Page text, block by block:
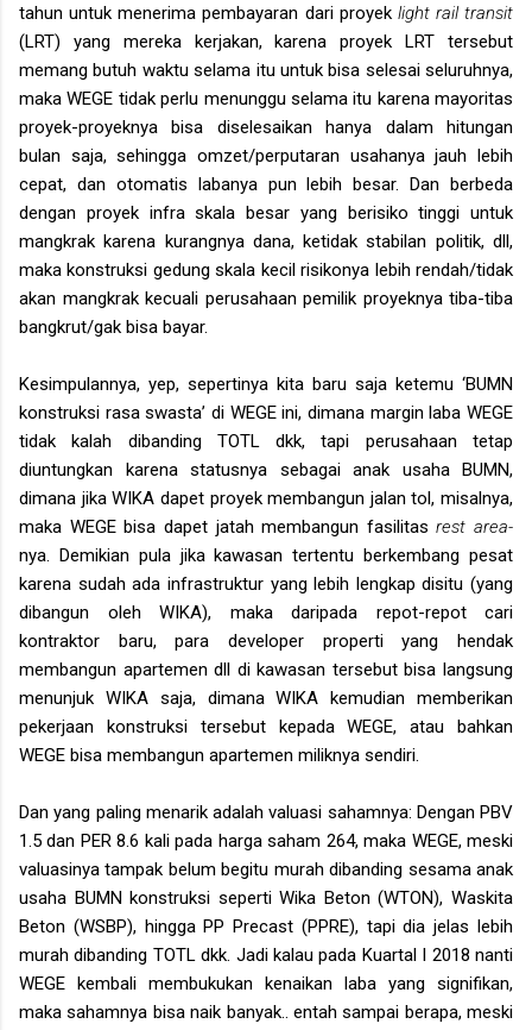
tahun untuk menerima pembayaran dari proyek light rail transit
(LRT) yang mereka kerjakan, karena proyek LRT tersebut
memang butuh waktu selama itu untuk bisa selesai seluruhnya,
maka WEGE tidak perlu menunggu selama itu karena mayoritas
proyek-proyeknya bisa diselesaikan hanya dalam hitungan
bulan saja, sehingga omzet/perputaran usahanya jauh lebih
cepat, dan otomatis labanya pun lebih besar. Dan berbeda
dengan proyek infra skala besar yang berisiko tinggi untuk
mangkrak karena kurangnya dana, ketidak stabilan politik, dll,
maka konstruksi gedung skala kecil risikonya lebih rendah/tidak
akan mangkrak kecuali perusahaan pemilik proyeknya tiba-tiba
bangkrut/gak bisa bayar.
Kesimpulannya, yep, sepertinya kita baru saja ketemu ‘BUMN
konstruksi rasa swasta’ di WEGE ini, dimana margin laba WEGE
tidak kalah dibanding TOTL dkk, tapi perusahaan tetap
diuntungkan karena statusnya sebagai anak usaha BUMN,
dimana jika WIKA dapet proyek membangun jalan tol, misalnya,
maka WEGE bisa dapet jatah membangun fasilitasrest area­-
nya. Demikian pula jika kawasan tertentu berkembang pesat
karena sudah ada infrastruktur yang lebih lengkap disitu (yang
dibangun oleh WIKA), maka daripada repot-repot cari
kontraktor baru, para developer properti yang hendak
membangun apartemen dll di kawasan tersebut bisa langsung
menunjuk WIKA saja, dimana WIKA kemudian memberikan
pekerjaan konstruksi tersebut kepada WEGE, atau bahkan
WEGE bisa membangun apartemen miliknya sendiri.
Dan yang paling menarik adalah valuasi sahamnya: Dengan PBV
1.5 dan PER 8.6 kali pada harga saham 264, maka WEGE, meski
valuasinya tampak belum begitu murah dibanding sesama anak
usaha BUMN konstruksi seperti Wika Beton (WTON), Waskita
Beton (WSBP), hingga PP Precast (PPRE), tapi dia jelas lebih
murah dibanding TOTL dkk. Jadi kalau pada Kuartal I 2018 nanti
WEGE kembali membukukan kenaikan laba yang signifikan,
maka sahamnya bisa naik banyak.. entah sampai berapa, meski